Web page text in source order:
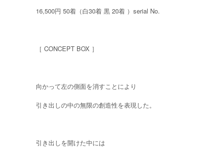
16,500円 50着（白30着 黒 20着 ）serial No.
［ CONCEPT BOX ］
向かって左の側面を消すことにより
引き出しの中の無限の創造性を表現した。
引き出しを開けた中には